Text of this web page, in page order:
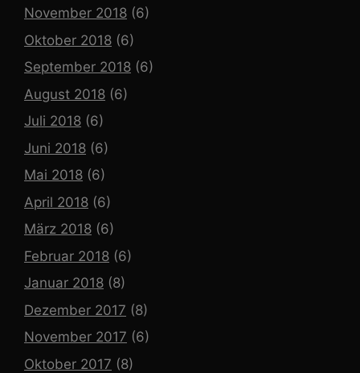
November 2018 (6)
Oktober 2018 (6)
September 2018 (6)
August 2018 (6)
Juli 2018 (6)
Juni 2018 (6)
Mai 2018 (6)
April 2018 (6)
März 2018 (6)
Februar 2018 (6)
Januar 2018 (8)
Dezember 2017 (8)
November 2017 (6)
Oktober 2017 (8)